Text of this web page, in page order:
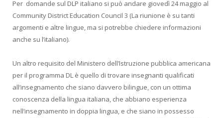
Per domande sul DLP italiano si può andare giovedì 24 maggio al
Community District Education Council 3 (La riunione è su tanti
argomenti e altre lingue, ma si potrebbe chiedere informazioni
anche su l’italiano).
Un altro requisito del Ministero dell’Istruzione pubblica americana
per il programma DL è quello di trovare insegnanti qualificati
all’insegnamento che siano davvero bilingue, con un ottima
conoscenza della lingua italiana, che abbiano esperienza
nell’insegnamento in doppia lingua, e che siano in possesso